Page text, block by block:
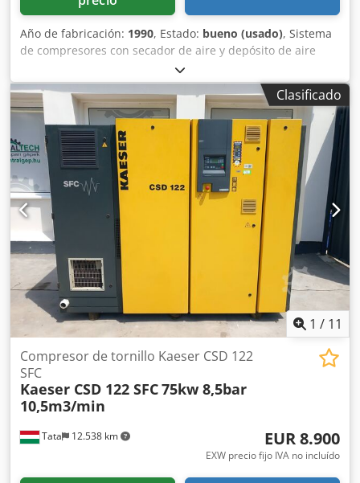
Año de fabricación: 1990, Estado: bueno (usado), Sistema
de compresores con secador de aire y depósito de aire
comprimido. Longitud: 800 mm Anchura: 800 mm Altura:
1000 mm Cjdpjinur Ajfx Aicerf Caudal: 1,5 m³/min Potencia:
11 kW
Clasificado
1 / 11
Tata 12.538 km
Compresor de tornillo Kaeser CSD 122
SFC
Kaeser CSD 122 SFC75kw 8,5bar
10,5m3/min
EUR 8.900
EXW precio fijo IVA no incluído